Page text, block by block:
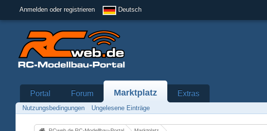
Anmelden oder registrieren Deutsch
Portal Forum Marktplatz Extras
Nutzungsbedingungen Ungelesene Einträge